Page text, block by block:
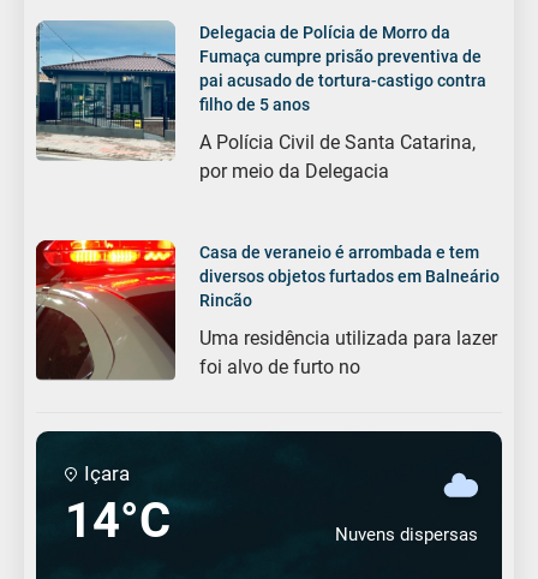
Delegacia de Polícia de Morro da
Fumaça cumpre prisão preventiva de
pai acusado de tortura-castigo contra
filho de 5 anos
A Polícia Civil de Santa Catarina,
por meio da Delegacia
Casa de veraneio é arrombada e tem
diversos objetos furtados em Balneário
Rincão
Uma residência utilizada para lazer
foi alvo de furto no
Içara
14°C Nuvens dispersas